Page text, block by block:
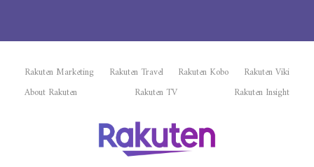
Rakuten Viki
Rakuten Kobo
Rakuten Travel
Rakuten Marketing
Rakuten Insight
Rakuten TV
About Rakuten